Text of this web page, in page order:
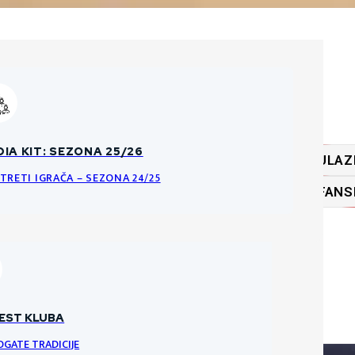
DATOTEKE
KLUBA
TRADICIJE
PRAVILA O PRODAJI ULAZNICA
I PRAVILA ULAZNICA ZA HNK GORICU
KIT: SEZONA 25/26
IGRAČA – SEZONA 24/25